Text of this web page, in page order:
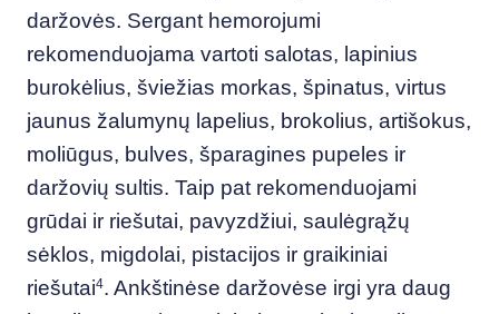
daržovės. Sergant hemorojumi
rekomenduojama vartoti salotas, lapinius
burokėlius, šviežias morkas, špinatus, virtus
jaunus žalumynų lapelius, brokolius, artišokus,
moliūgus, bulves, šparagines pupeles ir
daržovių sultis. Taip pat rekomenduojami
grūdai ir riešutai, pavyzdžiui, saulėgrąžų
sėklos, migdolai, pistacijos ir graikiniai
riešutai4. Ankštinėse daržovėse irgi yra daug